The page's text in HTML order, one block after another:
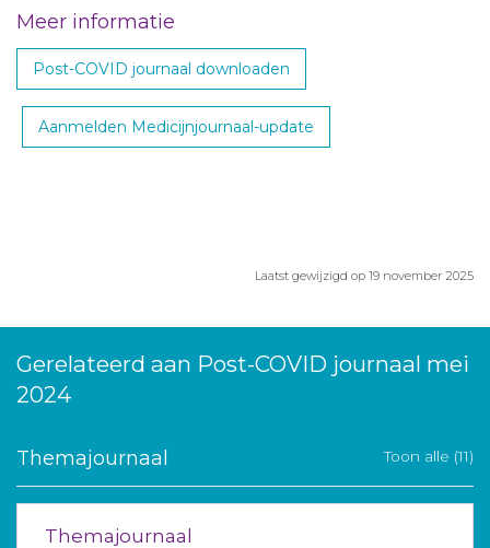
Meer informatie
Post-COVID journaal downloaden
Aanmelden Medicijnjournaal-update
Laatst gewijzigd op 19 november 2025
Gerelateerd aan Post-COVID journaal mei
2024
Themajournaal Toon alle (11)
Themajournaal